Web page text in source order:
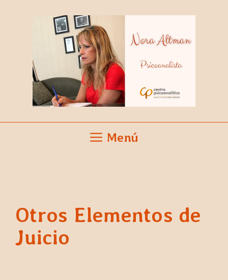
Menú
Otros Elementos de
Juicio